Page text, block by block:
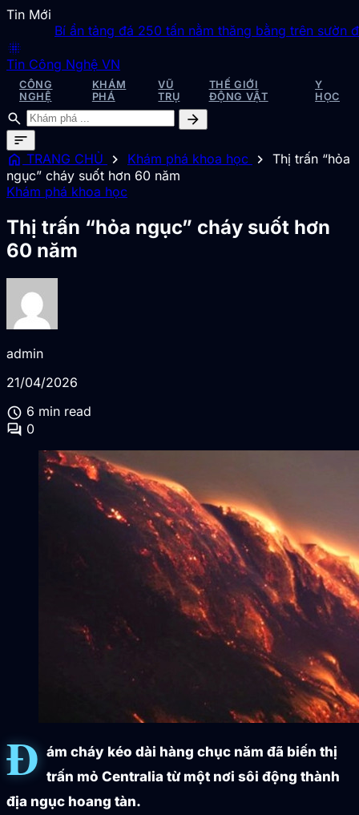
Tin Mới
Bí ẩn tảng đá 250 tấn nằm thăng bằng trên sườn đồi
blur_on
Tin Công Nghệ VN
CÔNG
NGHỆ
KHÁM
PHÁ
VŨ
TRỤ
THẾ GIỚI
ĐỘNG VẬT
Y
HỌC
search
arrow_forward
sort
home TRANG CHỦ chevron_right Khám phá khoa học chevron_right Thị trấn “hỏa
ngục” cháy suốt hơn 60 năm
Khám phá khoa học
Thị trấn “hỏa ngục” cháy suốt hơn
60 năm
admin
21/04/2026
schedule 6 min read
forum 0
Đ ám cháy kéo dài hàng chục năm đã biến thị
trấn mỏ Centralia từ một nơi sôi động thành
địa ngục hoang tàn.